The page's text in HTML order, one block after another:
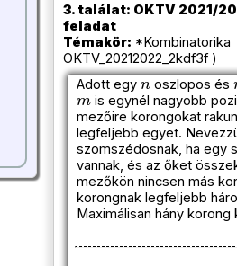
3. találat: OKTV 2021/
feladat
Témakör:
OKTV_20212022_2kdf3f )
Adott egy
n
oszlopos és
m
is egynél nagyobb
mezőire korongokat
legfeljebb egyet.
szomszédosnak, ha egy
vannak, és az őket
mezőkön nincsen más
korongnak legfeljebb
Maximálisan hány